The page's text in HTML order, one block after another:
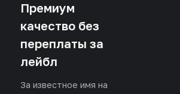
Премиум
качество без
переплаты за
лейбл
За известное имя на